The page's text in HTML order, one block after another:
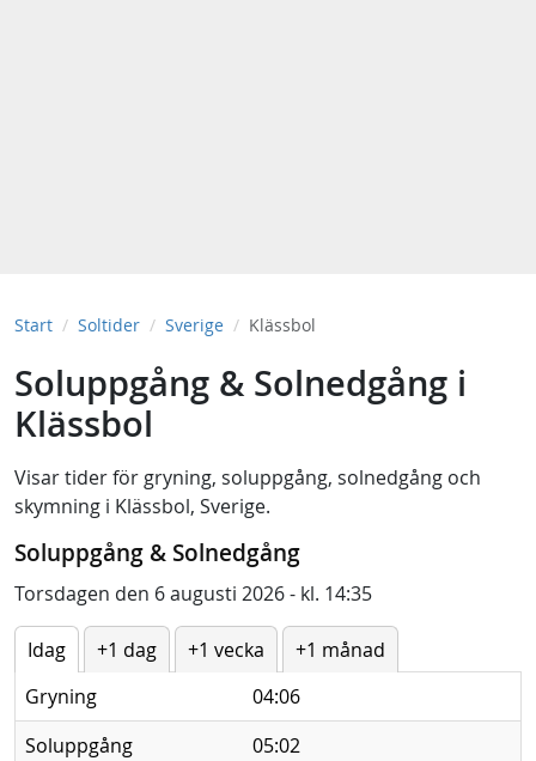
Start Soltider Sverige Klässbol
Soluppgång & Solnedgång i
Klässbol
Visar tider för gryning, soluppgång, solnedgång och
skymning i Klässbol, Sverige.
Soluppgång & Solnedgång
Torsdagen den 6 augusti 2026 - kl. 14:35
Idag +1 dag +1 vecka
+1 månad
Gryning
04:06
Soluppgång
05:02